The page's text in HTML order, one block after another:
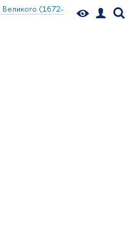
(1672-